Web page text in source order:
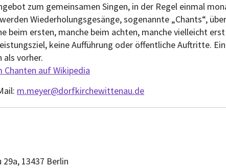
zum gemeinsamen Singen, in der Regel einmal
Wiederholungsgesänge, sogenannte „Chants“,
beim ersten, manche beim achten, manche vielleicht
keine Aufführung oder öffentliche Auftritte.
als vorher.
auf Wikipedia
m.meyer@dorfkirchewittenau.de
13437 Berlin